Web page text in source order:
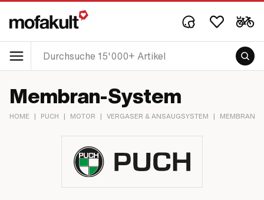
Membran-System
HOME | PUCH | MOTOR | VERGASER & ANSAUGSYSTEM | MEMBRAN-